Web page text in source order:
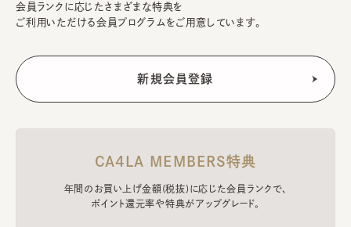
会員ランクに応じたさまざまな特典を
ご利用いただける会員プログラムをご用意しています。
CA4LA MEMBERS特典
年間のお買い上げ金額(税抜)に応じた会員ランクで、
ポイント還元率や特典がアップグレード。